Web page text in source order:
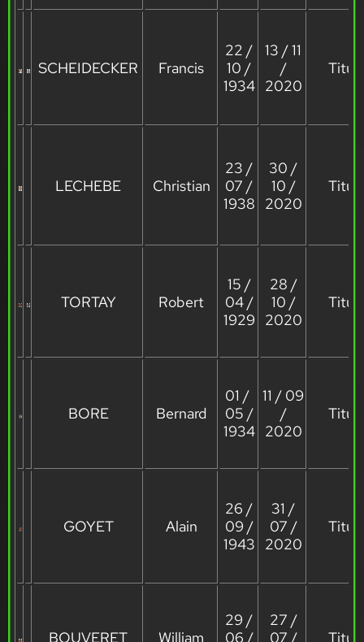
SCHEIDECKER Francis
22 /
10 /
1934
13 / 11
/
2020
LECHEBE Christian
23 /
07 /
1938
30 /
10 /
2020
TORTAY Robert
15 /
04 /
1929
28 /
10 /
2020
BORE Bernard
01 /
05 /
1934
11 / 09
/
2020
GOYET Alain
26 /
09 /
1943
31 /
07 /
2020
BOUVERET William
29 /
06 /
27 /
07 /